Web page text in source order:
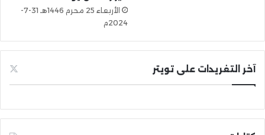
الأربعاء 25 محرم 1446هـ 31-7-
2024م
آخر التغريدات على تويتر